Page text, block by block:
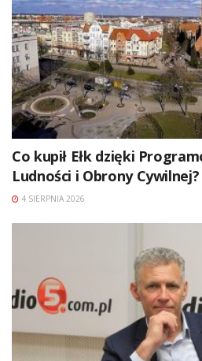
Co kupił Ełk dzięki
Ludności i Obrony Cywilnej?
4 SIERPNIA 2026